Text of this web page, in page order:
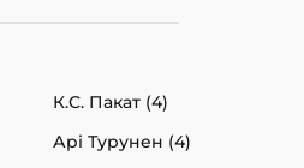
К.С. Пакат (4)
Арі Турунен (4)